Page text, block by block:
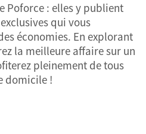
Poforce : elles y publient
qui vous
économies. En explorant
la meilleure affaire sur un
pleinement de tous
domicile !